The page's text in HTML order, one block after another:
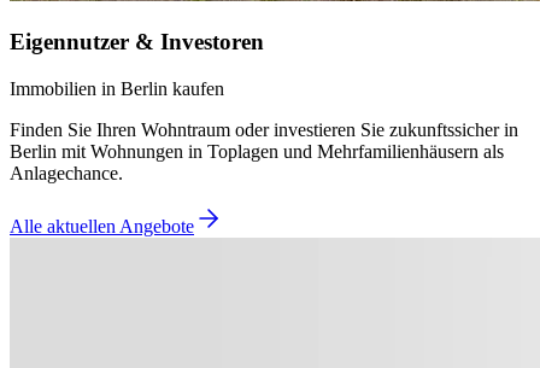
Eigennutzer & Investoren
Immobilien in Berlin kaufen
Finden Sie Ihren Wohntraum oder investieren Sie zukunftssicher in
Berlin mit Wohnungen in Toplagen und Mehrfamilienhäusern als
Anlagechance.
Alle aktuellen Angebote